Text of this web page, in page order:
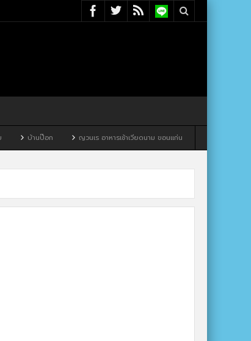
บ้านป๊อก ญวนเร อาหารเช้าเวียดนาม ขอนแก่น